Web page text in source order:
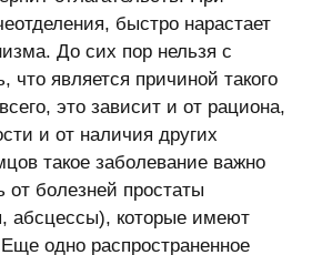
быстро нарастает
До сих пор нельзя с
что является причиной такого
это зависит и от рациона,
и от наличия других
такое заболевание важно
болезней простаты
абсцессы), которые имеют
одно распространенное